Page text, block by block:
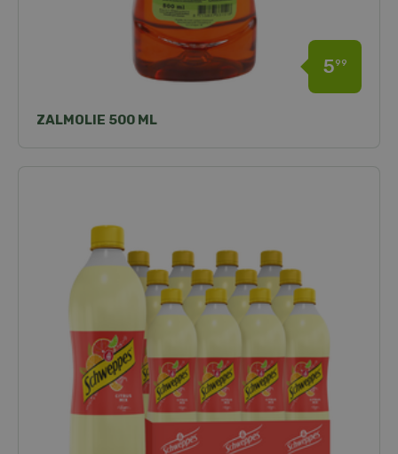
ZALMOLIE 500 ML
599